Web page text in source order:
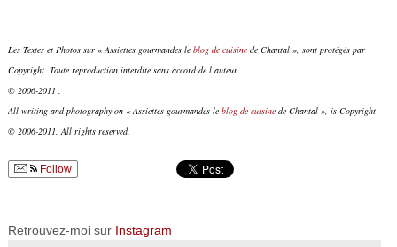
Les Textes et Photos sur « Assiettes gourmandes le blog de cuisinede Chantal », sont protégés par
Copyright. Toute reproduction interdite sans accord de l’auteur.
© 2006-2011 .
All writing and photography on « Assiettes gourmandes le blog de cuisinede Chantal », is Copyright
© 2006-2011. All rights reserved.
Follow
Retrouvez-moi sur Instagram